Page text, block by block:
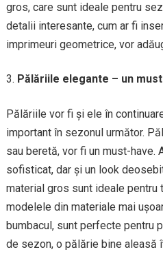
gros, care sunt ideale pentru
detalii interesante, cum ar fi
imprimeuri geometrice, vor
Pălăriile elegante – un
Pălăriile vor fi și ele în
important în sezonul următor.
sau beretă, vor fi un must-have.
sofisticat, dar și un look
material gros sunt ideale pentru
modelele din materiale mai
bumbacul, sunt perfecte pentru
de sezon, o pălărie bine aleasă